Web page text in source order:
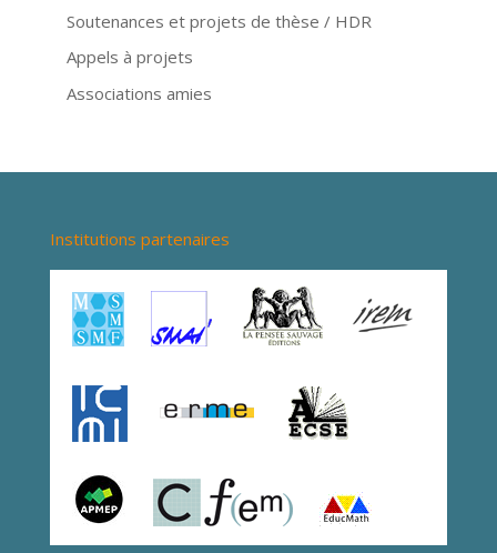
Soutenances et projets de thèse / HDR
Appels à projets
Associations amies
Institutions partenaires